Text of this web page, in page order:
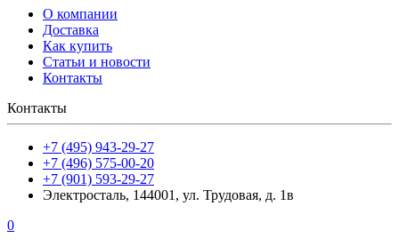
О компании
Доставка
Как купить
Статьи и новости
Контакты
Контакты
+7 (495) 943-29-27
+7 (496) 575-00-20
+7 (901) 593-29-27
Электросталь, 144001, ул. Трудовая, д. 1в
0